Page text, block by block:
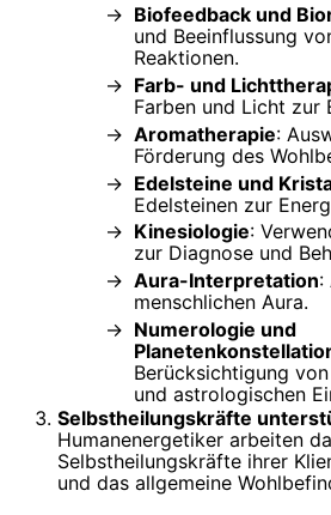
Biofeedback und
und Beeinflussung
Reaktionen.
Farb- und
Farben und Licht zur
Aromatherapie:
Förderung des
Edelsteine und
Edelsteinen zur
Kinesiologie:
zur Diagnose und
Aura-Interpretation:
menschlichen Aura.
Numerologie und
Berücksichtigung
und astrologischen
Selbstheilungskräfte
Humanenergetiker arbeiten
Selbstheilungskräfte ihrer
und das allgemeine